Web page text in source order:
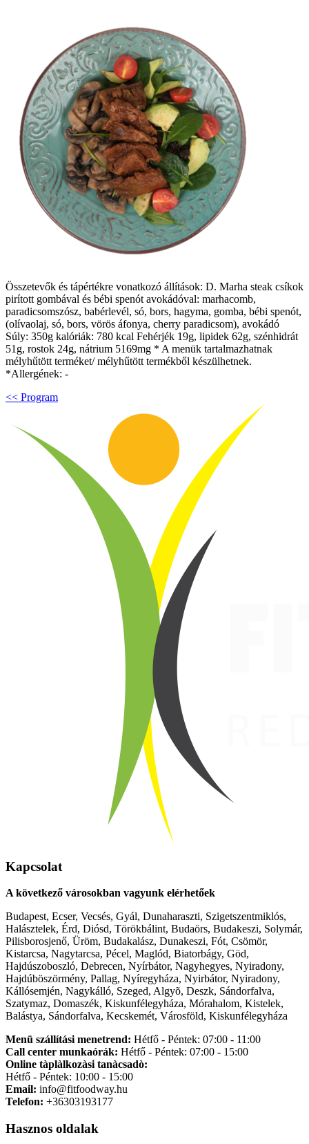
Összetevők és tápértékre vonatkozó állítások: D. Marha steak csíkok
pirított gombával és bébi spenót avokádóval: marhacomb,
paradicsomszósz, babérlevél, só, bors, hagyma, gomba, bébi spenót,
(olívaolaj, só, bors, vörös áfonya, cherry paradicsom), avokádó
Súly: 350g kalóriák: 780 kcal Fehérjék 19g, lipidek 62g, szénhidrát
51g, rostok 24g, nátrium 5169mg * A menük tartalmazhatnak
mélyhűtött terméket/ mélyhűtött termékből készülhetnek.
*Allergének: -
<< Program
Kapcsolat
A következő városokban vagyunk elérhetőek
Budapest, Ecser, Vecsés, Gyál, Dunaharaszti, Szigetszentmiklós,
Halásztelek, Érd, Diósd, Törökbálint, Budaörs, Budakeszi, Solymár,
Pilisborosjenő, Üröm, Budakalász, Dunakeszi, Fót, Csömör,
Kistarcsa, Nagytarcsa, Pécel, Maglód, Biatorbágy, Göd,
Hajdúszoboszló, Debrecen, Nyírbátor, Nagyhegyes, Nyiradony,
Hajdúböszörmény, Pallag, Nyíregyháza, Nyirbátor, Nyiradony,
Kállósemjén, Nagykálló, Szeged, Algyõ, Deszk, Sándorfalva,
Szatymaz, Domaszék, Kiskunfélegyháza, Mórahalom, Kistelek,
Balástya, Sándorfalva, Kecskemét, Városföld, Kiskunfélegyháza
Menü szállítási menetrend: Hétfő - Péntek: 07:00 - 11:00
Call center munkaórák: Hétfő - Péntek: 07:00 - 15:00
Online tàplàlkozàsi tanàcsadò:
Hétfő - Péntek: 10:00 - 15:00
Email: info@fitfoodway.hu
Telefon: +36303193177
Hasznos oldalak